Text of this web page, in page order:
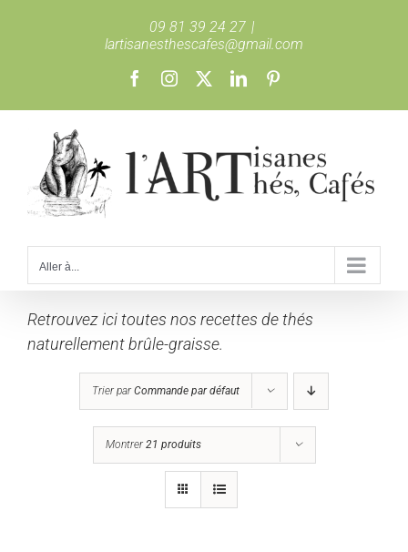
09 81 39 24 27 |
lartisanesthescafes@gmail.com
FacebookInstagram LinkedIn
Aller à...
Retrouvez ici toutes nos recettes de thés
naturellement brûle-graisse.
Trier parCommande par défaut
Montrer21 produits